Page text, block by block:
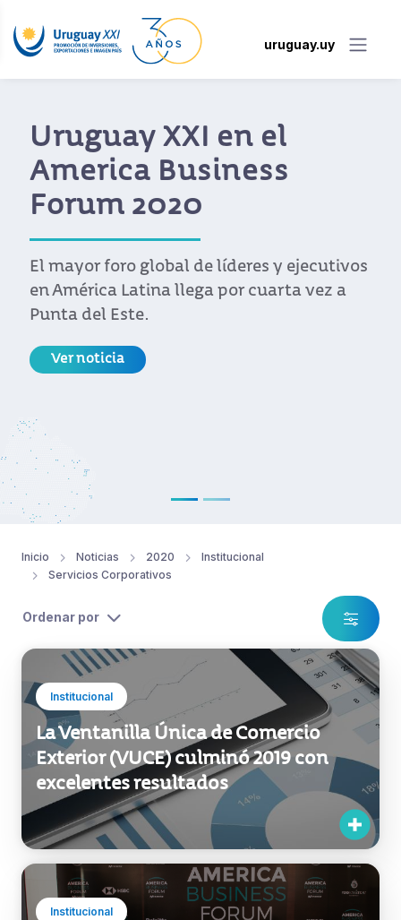
uruguay.uy
Uruguay XXI en el
America Business
Forum 2020
El mayor foro global de líderes y ejecutivos
en América Latina llega por cuarta vez a
Punta del Este.
Ver noticia
Inicio Noticias 2020
Institucional
Servicios Corporativos
Ordenar por
Institucional
La Ventanilla Única de Comercio
Exterior (VUCE) culminó 2019 con
excelentes resultados
Institucional